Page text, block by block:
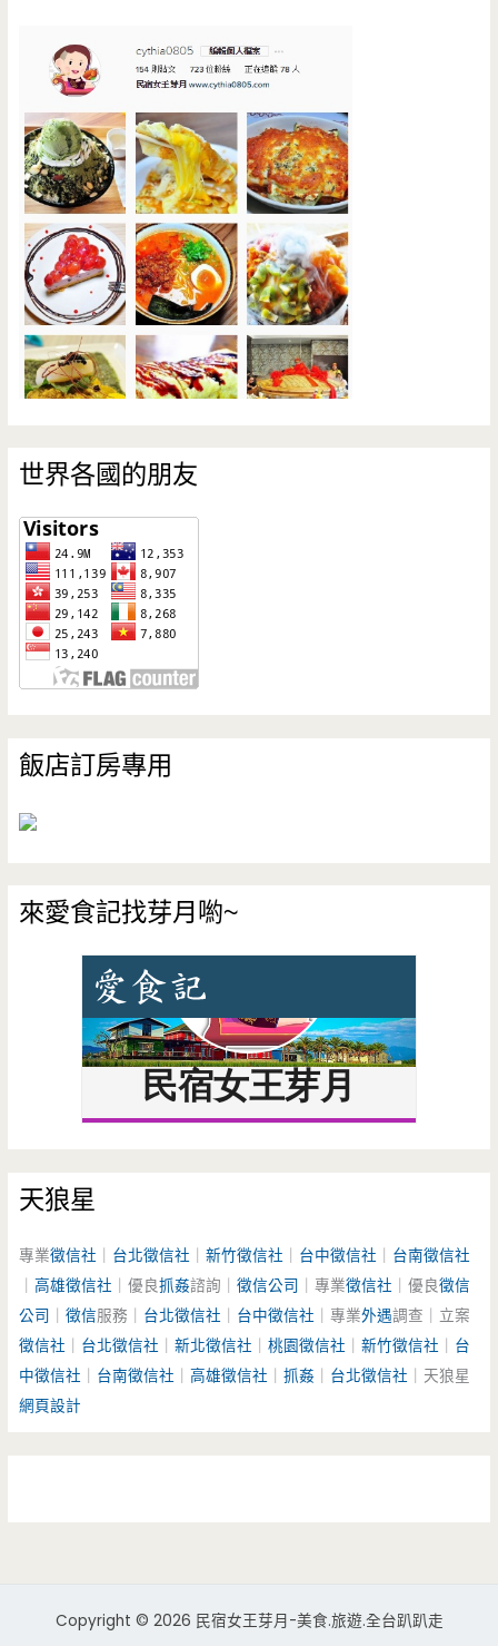
世界各國的朋友
飯店訂房專用
來愛食記找芽月喲~
天狼星
專業徵信社 台北徵信社 ｜新竹徵信社 台中徵信社
台南徵信社
｜高雄徵信社 ｜優良抓姦諮詢｜徵信公司 ｜專業徵信社 ｜優良徵信
公司 ｜徵信服務｜ 台北徵信社 台中徵信社 ｜專業外遇調查｜立案
徵信社
台北徵信社 ｜新北徵信社 ｜桃園徵信社 ｜新竹徵信社
台
中徵信社
台南徵信社 ｜高雄徵信社 ｜抓姦 台北徵信社 ｜天狼星
網頁設計
Copyright © 2026 民宿女王芽月-美食.旅遊.全台趴趴走